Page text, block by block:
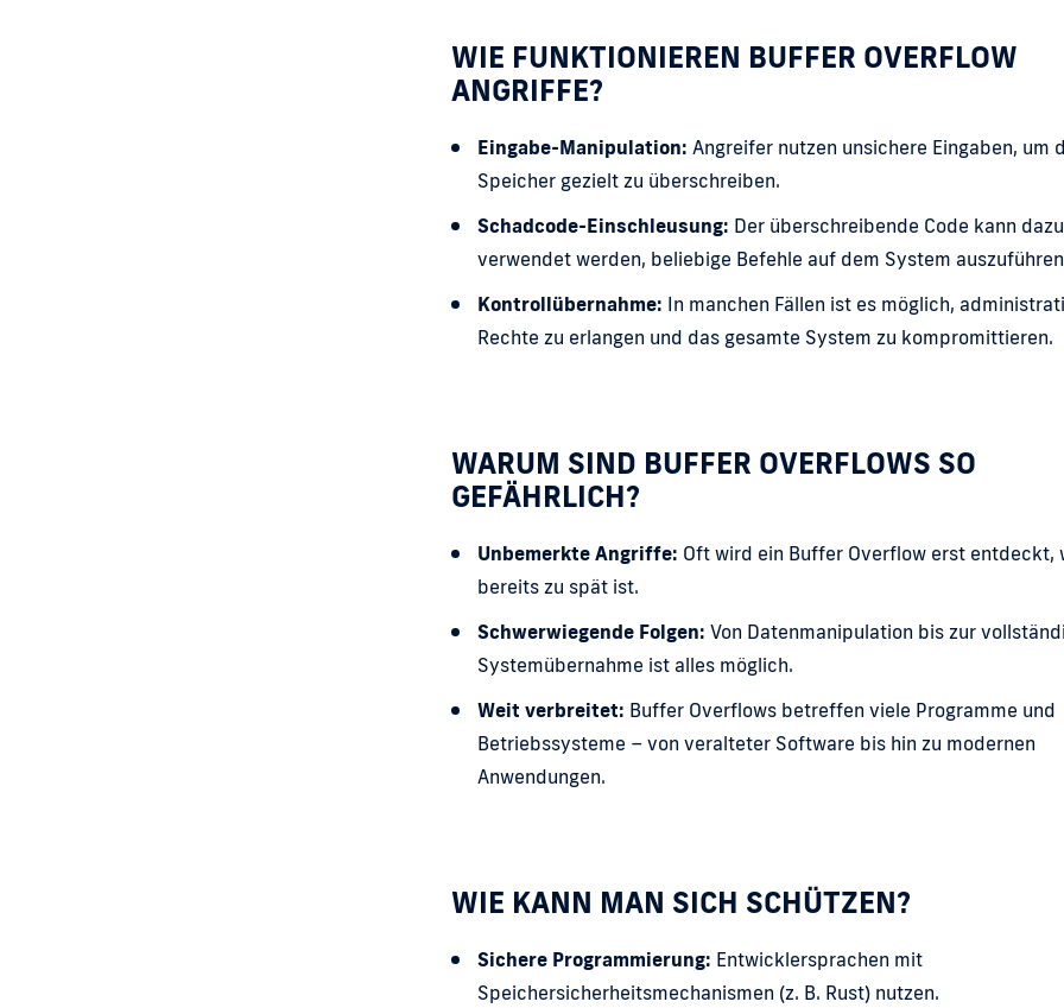
WIE FUNKTIONIEREN BUFFER OVERFLOW
ANGRIFFE?
Eingabe-Manipulation: Angreifer nutzen unsichere Eingaben, um
Speicher gezielt zu überschreiben.
Schadcode-Einschleusung: Der überschreibende Code kann dazu
verwendet werden, beliebige Befehle auf dem System
Kontrollübernahme: In manchen Fällen ist es möglich,
Rechte zu erlangen und das gesamte System zu kompromittieren.
WARUM SIND BUFFER OVERFLOWS SO
GEFÄHRLICH?
Unbemerkte Angriffe: Oft wird ein Buffer Overflow erst entdeckt,
bereits zu spät ist.
Schwerwiegende Folgen: Von Datenmanipulation bis zur
Systemübernahme ist alles möglich.
Weit verbreitet: Buffer Overflows betreffen viele Programme und
Betriebssysteme – von veralteter Software bis hin zu modernen
Anwendungen.
WIE KANN MAN SICH SCHÜTZEN?
Sichere Programmierung: Entwicklersprachen mit
Speichersicherheitsmechanismen (z. B. Rust) nutzen.